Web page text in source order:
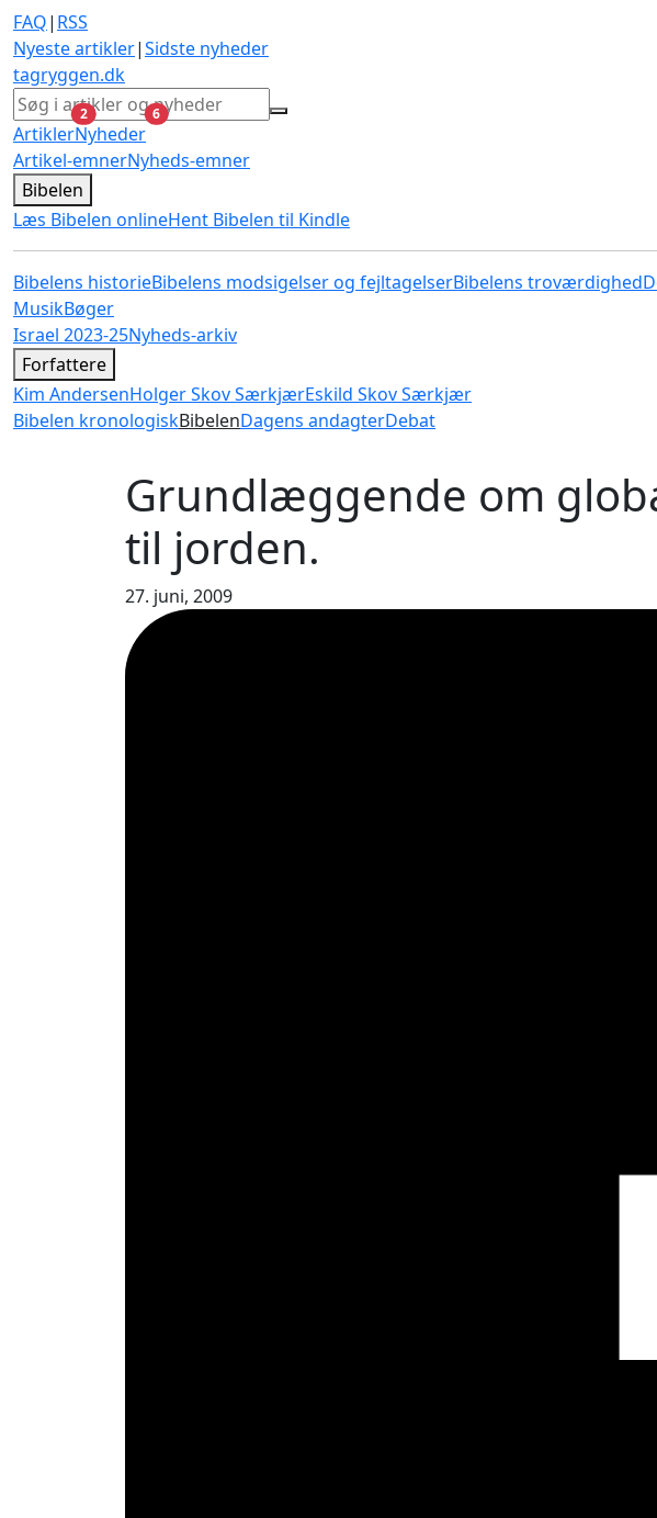
FAQ| RSS
Nyeste artikler|Sidste nyheder
tagryggen.dk
Artikler
2ulæste
Nyheder
6ulæste
Artikel-emnerNyheds-emner
Bibelen
Læs Bibelen onlineHent Bibelen til Kindle
Bibelens historieBibelens modsigelser og fejltagelserBibelens troværdighed
MusikBøger
Israel 2023-25Nyheds-arkiv
Forfattere
Kim AndersenHolger Skov SærkjærEskild Skov Særkjær
Bibelen kronologiskBibelenDagens andagterDebat
Grundlæggende om
til jorden.
27. juni, 2009